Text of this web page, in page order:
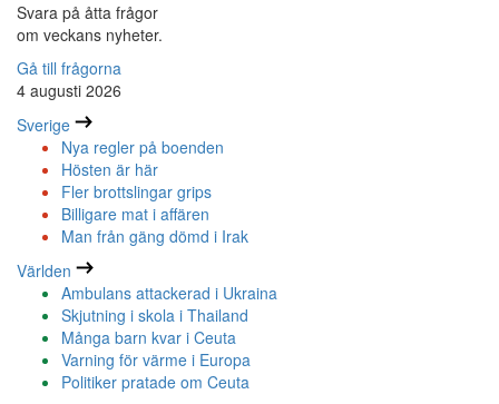
Svara på åtta frågor
om veckans nyheter.
Gå till frågorna
4 augusti 2026
Sverige
Nya regler på boenden
Hösten är här
Fler brottslingar grips
Billigare mat i affären
Man från gäng dömd i Irak
Världen
Ambulans attackerad i Ukraina
Skjutning i skola i Thailand
Många barn kvar i Ceuta
Varning för värme i Europa
Politiker pratade om Ceuta